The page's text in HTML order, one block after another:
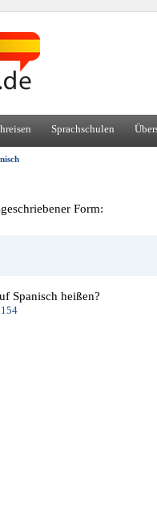
Sprachschulen
Form:
Spanisch heißen?
154